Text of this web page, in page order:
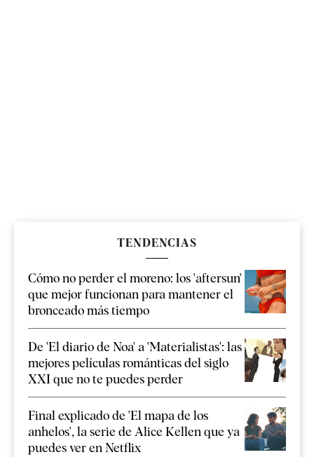
TENDENCIAS
Cómo no perder el moreno: los 'aftersun'
que mejor funcionan para mantener el
bronceado más tiempo
De 'El diario de Noa' a 'Materialistas': las
mejores películas románticas del siglo
XXI que no te puedes perder
Final explicado de 'El mapa de los
anhelos', la serie de Alice Kellen que ya
puedes ver en Netflix